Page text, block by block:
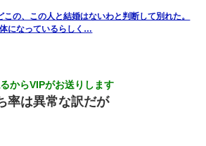
う症状だと言われた
したら血縁関係0%だった。旦那「やっぱ
」長男「俺は誰の子供なの？」長女・次
の、この人と結婚はないわと判断して別れた。
になっているらしく…
からVIPがお送りします
率は異常な訳だが